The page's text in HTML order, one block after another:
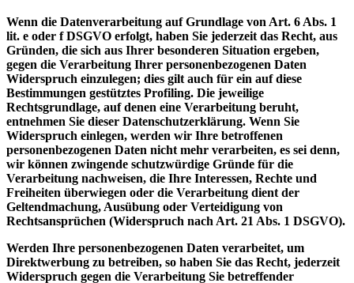
Wenn die Datenverarbeitung auf Grundlage von Art. 6 Abs. 1
lit. e oder f DSGVO erfolgt, haben Sie jederzeit das Recht, aus
Gründen, die sich aus Ihrer besonderen Situation ergeben,
gegen die Verarbeitung Ihrer personenbezogenen Daten
Widerspruch einzulegen; dies gilt auch für ein auf diese
Bestimmungen gestütztes Profiling. Die jeweilige
Rechtsgrundlage, auf denen eine Verarbeitung beruht,
entnehmen Sie dieser Datenschutzerklärung. Wenn Sie
Widerspruch einlegen, werden wir Ihre betroffenen
personenbezogenen Daten nicht mehr verarbeiten, es sei denn,
wir können zwingende schutzwürdige Gründe für die
Verarbeitung nachweisen, die Ihre Interessen, Rechte und
Freiheiten überwiegen oder die Verarbeitung dient der
Geltendmachung, Ausübung oder Verteidigung von
Rechtsansprüchen (Widerspruch nach Art. 21 Abs. 1 DSGVO).
Werden Ihre personenbezogenen Daten verarbeitet, um
Direktwerbung zu betreiben, so haben Sie das Recht, jederzeit
Widerspruch gegen die Verarbeitung Sie betreffender